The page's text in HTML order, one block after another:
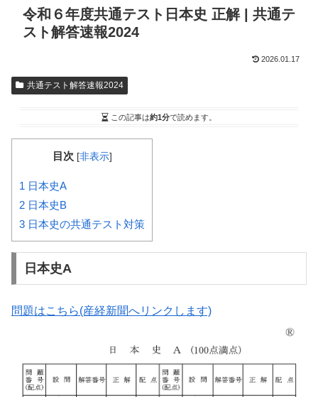
令和６年度共通テスト日本史 正解 | 共通テ
スト解答速報2024
2026.01.17
共通テスト解答速報2024
この記事は約1分で読めます。
目次 [非表示]
1 日本史A
2 日本史B
3 日本史の共通テスト対策
日本史A
問題はこちら(産経新聞へリンクします)